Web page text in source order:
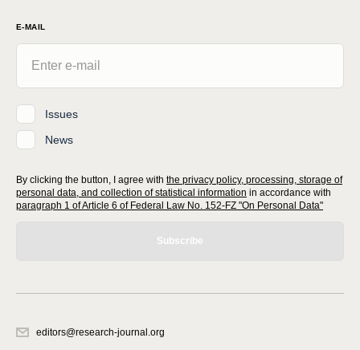
E-MAIL
Issues
News
By clicking the button, I agree with the privacy policy, processing, storage of
personal data, and collection of statistical information in accordance with
paragraph 1 of Article 6 of Federal Law No. 152-FZ "On Personal Data"
Subscribe
editors@research-journal.org